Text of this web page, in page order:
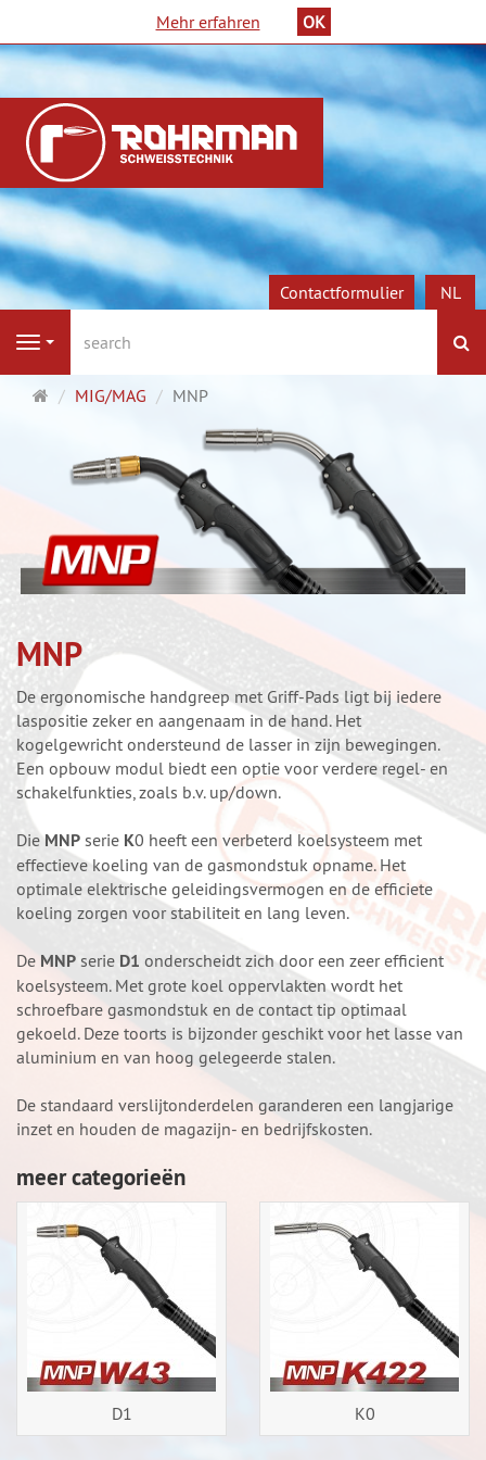
Mehr erfahren OK
Contactformulier NL
Navigation
Startpagina
MIG/MAG MNP
MNP
De ergonomische handgreep met Griff-Pads ligt bij iedere
laspositie zeker en aangenaam in de hand. Het
kogelgewricht ondersteund de lasser in zijn bewegingen.
Een opbouw modul biedt een optie voor verdere regel- en
schakelfunkties, zoals b.v. up/down.
DieMNP serie K0 heeft een verbeterd koelsysteem met
effectieve koeling van de gasmondstuk opname. Het
optimale elektrische geleidingsvermogen en de efficiete
koeling zorgen voor stabiliteit en lang leven.
De MNP serie D1 onderscheidt zich door een zeer efficient
koelsysteem. Met grote koel oppervlakten wordt het
schroefbare gasmondstuk en de contact tip optimaal
gekoeld. Deze toorts is bijzonder geschikt voor het lasse van
aluminium en van hoog gelegeerde stalen.
De standaard verslijtonderdelen garanderen een langjarige
inzet en houden de magazijn- en bedrijfskosten.
meer categorieën
D1 K0